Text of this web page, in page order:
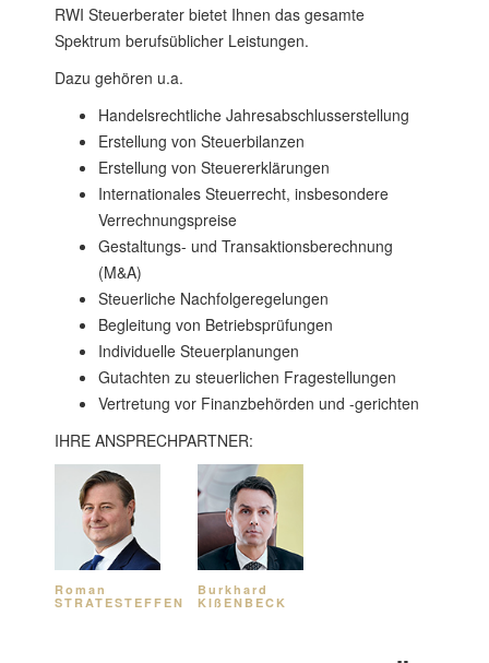
RWI Steuerberater bietet Ihnen das gesamte
Spektrum berufsüblicher Leistungen.
Dazu gehören u.a.
Handelsrechtliche Jahresabschlusserstellung
Erstellung von Steuerbilanzen
Erstellung von Steuererklärungen
Internationales Steuerrecht, insbesondere
Verrechnungspreise
Gestaltungs- und Transaktionsberechnung
(M&A)
Steuerliche Nachfolgeregelungen
Begleitung von Betriebsprüfungen
Individuelle Steuerplanungen
Gutachten zu steuerlichen Fragestellungen
Vertretung vor Finanzbehörden und -gerichten
IHRE ANSPRECHPARTNER:
Roman
STRATESTEFFEN
Burkhard
KIßENBECK